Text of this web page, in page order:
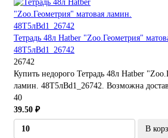
Тетрадь 48л Hatber "Zoo.Геометрия"
48Т5лBd1_26742
26742
Купить недорого Тетрадь 48л Hatber
ламин. 48Т5лBd1_26742. Возможна
40
39.50 ₽
В